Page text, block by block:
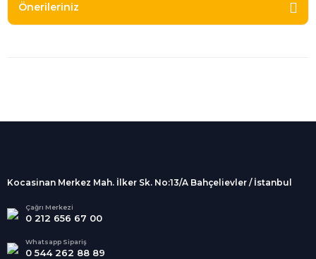
Önerileriniz
Alışveriş
kargolanmaktadır.
Tüm Kredi Kartlarına taksit
seçenekleri
Kocasinan Merkez Mah. İlker Sk. No:13/A Bahçelievler / İstanbul
Çağrı Merkezi
0 212 656 67 00
Whatsapp Sipariş
0 544 262 88 89